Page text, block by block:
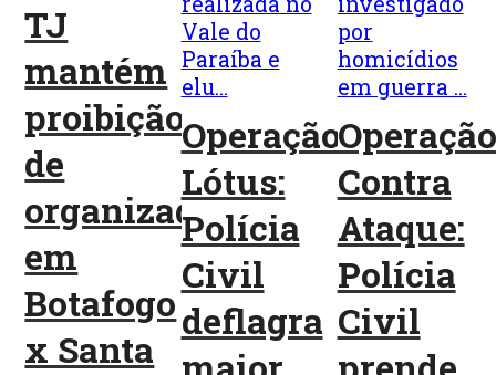
TJ
mantém
proibição
de
organizadas
em
Botafogo
x Santa
Operação
Lótus:
Polícia
Civil
deflagra
Operação
Contra
Ataque:
Polícia
Civil